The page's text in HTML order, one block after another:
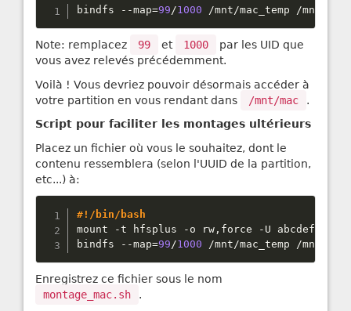
bindfs --map=99/1000 /mnt/mac_temp /mnt
Note: remplacez 99 et 1000
par les UID que
vous avez relevés précédemment.
Voilà ! Vous devriez pouvoir désormais accéder à
votre partition en vous rendant dans
/mnt/mac
.
Script pour faciliter les montages ultérieurs
Placez un fichier où vous le souhaitez, dont le
contenu ressemblera (selon l'UUID de la partition,
etc...) à:
#!/bin/bash
mount
-t hfsplus - o rw , force - U
bindfs
--map=99 /1000 /mnt /mac_temp /mnt
Enregistrez ce fichier sous le nom
montage_mac.sh
.